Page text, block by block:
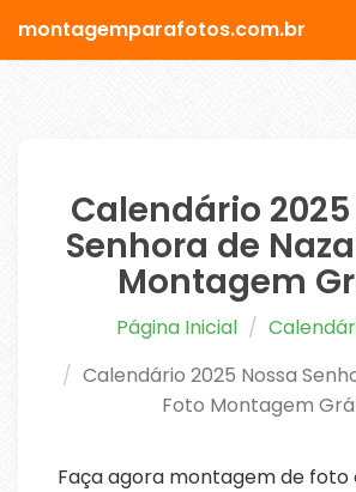
montagemparafotos.com.br
Calendário
Senhora de
Montagem
Página Inicial
Calendário 2025 Nossa
Foto Montagem
Faça agora montagem de